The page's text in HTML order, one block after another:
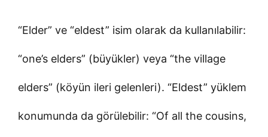
“Elder” ve “eldest” isim olarak da kullanılabilir:
“one’s elders” (büyükler) veya “the village
elders” (köyün ileri gelenleri). “Eldest” yüklem
konumunda da görülebilir: “Of all the cousins,